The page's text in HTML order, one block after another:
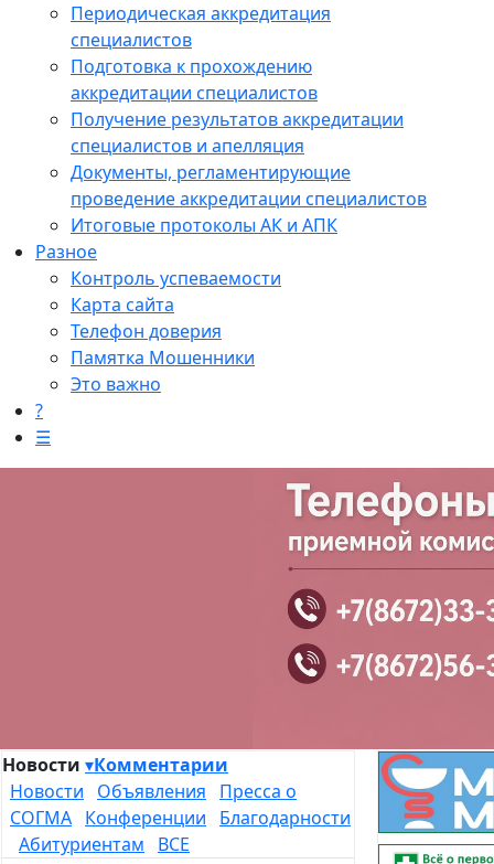
Периодическая аккредитация
специалистов
Подготовка к прохождению
аккредитации специалистов
Получение результатов аккредитации
специалистов и апелляция
Документы, регламентирующие
проведение аккредитации специалистов
Итоговые протоколы АК и АПК
Разное
Контроль успеваемости
Карта сайта
Телефон доверия
Памятка Мошенники
Это важно
?
☰
Новости ▾Комментарии
Новости
Объявления
Пресса о
СОГМА Конференции
Благодарности
Абитуриентам
ВСЕ